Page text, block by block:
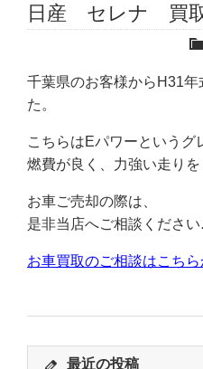
日産 セレナ 買
千葉県のお客様からH31
た。
こちらはEパワーというグ
燃費が良く、力強い走りを
お車ご売却の際は、
是非当店へご相談ください
お車買取のご相談はこちら
最近の投稿